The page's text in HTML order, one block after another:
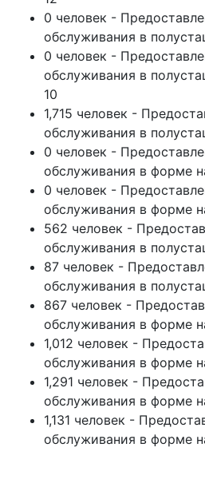
0 человек -
обслуживания в
0 человек -
обслуживания в
10
1,715 человек -
обслуживания в
0 человек -
обслуживания в форме
0 человек -
обслуживания в форме
562 человек -
обслуживания в
87 человек -
обслуживания в
867 человек -
обслуживания в форме
1,012 человек -
обслуживания в форме
1,291 человек -
обслуживания в форме
1,131 человек -
обслуживания в форме